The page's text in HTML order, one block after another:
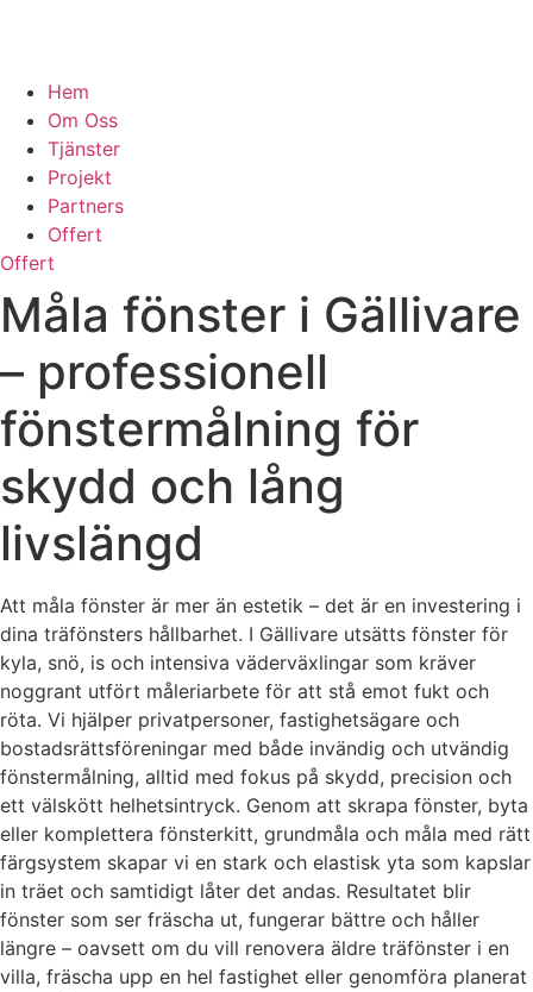
Hem
Om Oss
Tjänster
Projekt
Partners
Offert
Offert
Måla fönster i Gällivare
– professionell
fönstermålning för
skydd och lång
livslängd
Att måla fönster är mer än estetik – det är en investering i
dina träfönsters hållbarhet. I Gällivare utsätts fönster för
kyla, snö, is och intensiva väderväxlingar som kräver
noggrant utfört måleriarbete för att stå emot fukt och
röta. Vi hjälper privatpersoner, fastighetsägare och
bostadsrättsföreningar med både invändig och utvändig
fönstermålning, alltid med fokus på skydd, precision och
ett välskött helhetsintryck. Genom att skrapa fönster, byta
eller komplettera fönsterkitt, grundmåla och måla med rätt
färgsystem skapar vi en stark och elastisk yta som kapslar
in träet och samtidigt låter det andas. Resultatet blir
fönster som ser fräscha ut, fungerar bättre och håller
längre – oavsett om du vill renovera äldre träfönster i en
villa, fräscha upp en hel fastighet eller genomföra planerat